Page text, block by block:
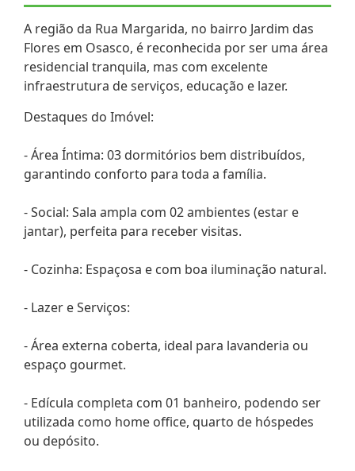
A região da Rua Margarida, no bairro Jardim das
Flores em Osasco, é reconhecida por ser uma área
residencial tranquila, mas com excelente
infraestrutura de serviços, educação e lazer.
Destaques do Imóvel:
- Área Íntima: 03 dormitórios bem distribuídos,
garantindo conforto para toda a família.
- Social: Sala ampla com 02 ambientes (estar e
jantar), perfeita para receber visitas.
- Cozinha: Espaçosa e com boa iluminação natural.
- Lazer e Serviços:
- Área externa coberta, ideal para lavanderia ou
espaço gourmet.
- Edícula completa com 01 banheiro, podendo ser
utilizada como home office, quarto de hóspedes
ou depósito.